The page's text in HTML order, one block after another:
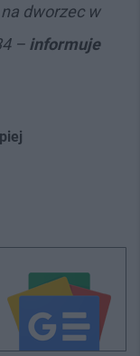
dworzec w
– informuje